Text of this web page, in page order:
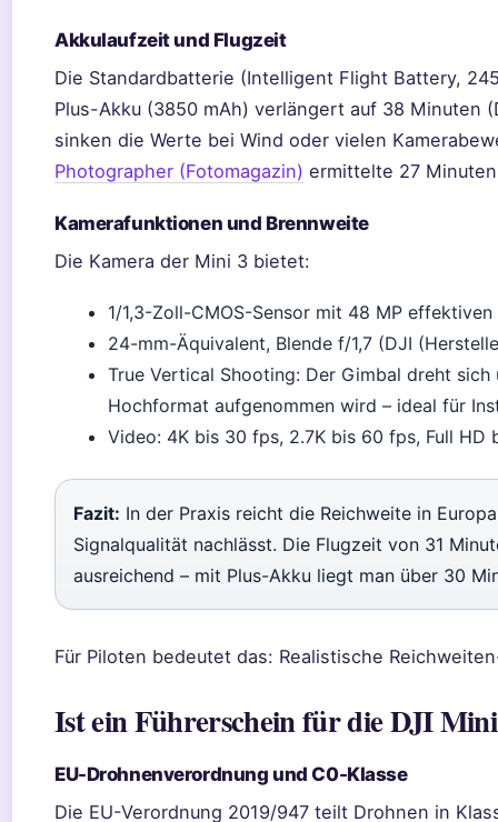
Akkulaufzeit und Flugzeit
Die Standardbatterie (Intelligent Flight Battery,
Plus-Akku (3850 mAh) verlängert auf 38 Minuten
sinken die Werte bei Wind oder vielen
Photographer (Fotomagazin) ermittelte 27
Kamerafunktionen und Brennweite
Die Kamera der Mini 3 bietet:
1/1,3-Zoll-CMOS-Sensor mit 48 MP
24-mm-Äquivalent, Blende f/1,7 (DJI
True Vertical Shooting: Der Gimbal dreht
Hochformat aufgenommen wird – ideal für
Video: 4K bis 30 fps, 2.7K bis 60 fps, Full HD
Fazit: In der Praxis reicht die Reichweite in
Signalqualität nachlässt. Die Flugzeit von 31
ausreichend – mit Plus-Akku liegt man über 30
Für Piloten bedeutet das: Realistische
Ist ein Führerschein für die DJI
EU-Drohnenverordnung und C0-Klasse
Die EU-Verordnung 2019/947 teilt Drohnen in